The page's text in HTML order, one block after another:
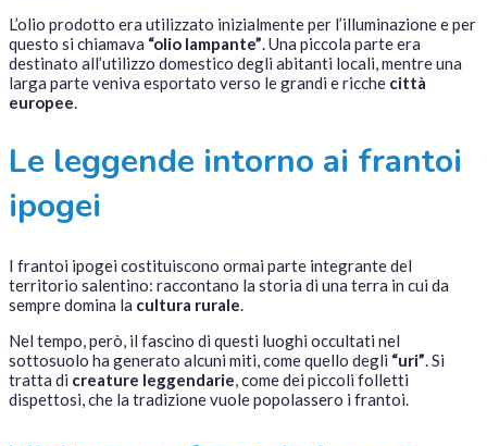
L’olio prodotto era utilizzato inizialmente per l’illuminazione e per
questo si chiamava “olio lampante”. Una piccola parte era
destinato all’utilizzo domestico degli abitanti locali, mentre una
larga parte veniva esportato verso le grandi e ricche città
europee.
Le leggende intorno ai frantoi
ipogei
I frantoi ipogei costituiscono ormai parte integrante del
territorio salentino: raccontano la storia di una terra in cui da
sempre domina la cultura rurale.
Nel tempo, però, il fascino di questi luoghi occultati nel
sottosuolo ha generato alcuni miti, come quello degli “uri”. Si
tratta di creature leggendarie, come dei piccoli folletti
dispettosi, che la tradizione vuole popolassero i frantoi.